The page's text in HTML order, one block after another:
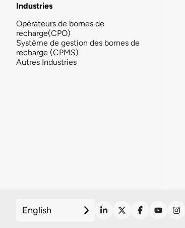
Industries
Opérateurs de bornes de
recharge(CPO)
Système de gestion des bornes de
recharge (CPMS)
Autres Industries
English